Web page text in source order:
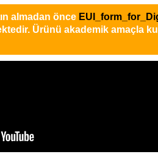
almadan önce
Ürünü akademik amaçla